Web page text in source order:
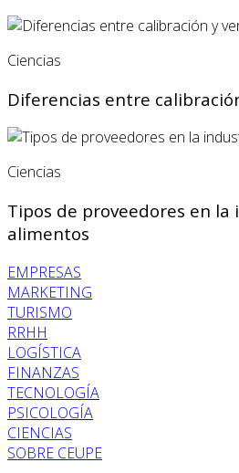
Ciencias
Diferencias entre
Ciencias
Tipos de proveedores en la
alimentos
EMPRESAS
MARKETING
TURISMO
RRHH
LOGÍSTICA
FINANZAS
TECNOLOGÍA
PSICOLOGÍA
CIENCIAS
SOBRE CEUPE